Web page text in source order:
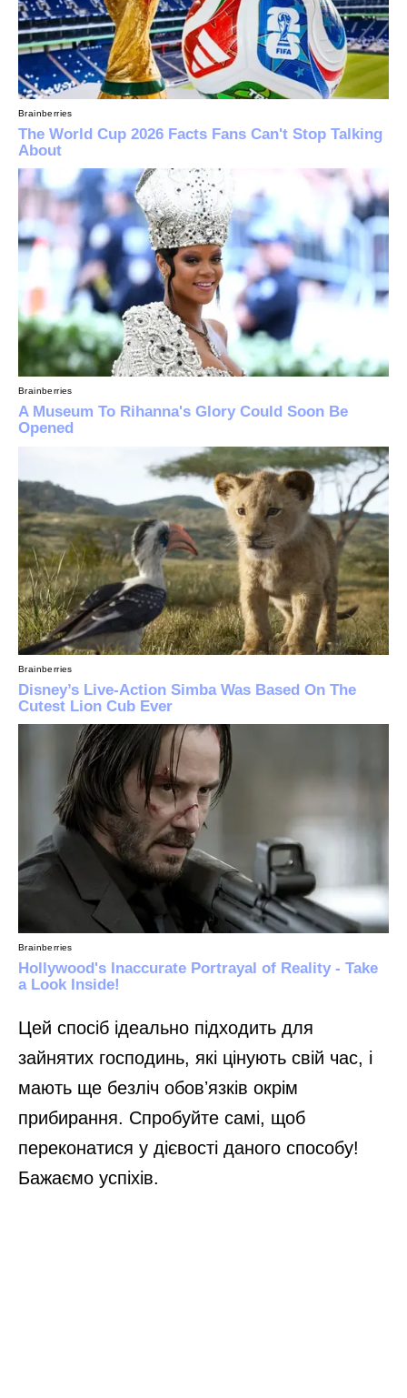
Цей спосіб ідеально підходить для
зайнятих господинь, які цінують свій час, і
мають ще безліч обовʼязків окрім
прибирання. Спробуйте самі, щоб
переконатися у дієвості даного способу!
Бажаємо успіхів.